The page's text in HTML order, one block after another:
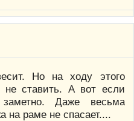
Но на ходу этого
не ставить. А вот если
Даже весьма
на раме не спасает....